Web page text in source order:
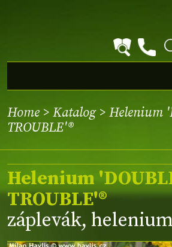
Home > Katalog> Helenium
TROUBLE'®
Helenium
TROUBLE'®
záplevák, helenium